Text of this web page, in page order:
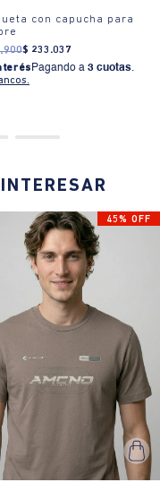
con capucha para
.900$ 233 .037
Pagando a 3 cuotas.
45% OFF